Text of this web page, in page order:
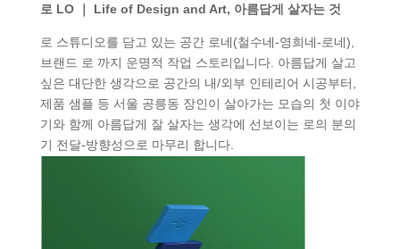
로 LO ｜ Life of Design and Art, 아름답게 살자는 것
로 스튜디오를 담고 있는 공간 로네(철수네-영희네-로네),
브랜드 로 까지 운명적 작업 스토리입니다. 아름답게 살고
싶은 대단한 생각으로 공간의 내/외부 인테리어 시공부터,
제품 샘플 등 서울 공릉동 장인이 살아가는 모습의 첫 이야
기와 함께 아름답게 잘 살자는 생각에 선보이는 로의 분의
기 전달-방향성으로 마무리 합니다.